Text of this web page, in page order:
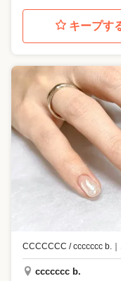
キープす
CCCCCCC / ccccccc b.
ccccccc b.